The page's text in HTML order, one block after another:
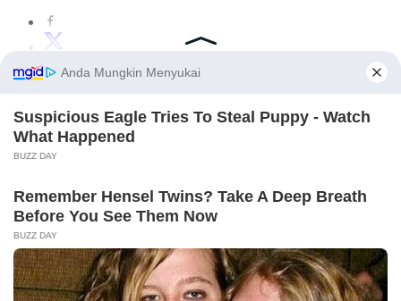
×
×